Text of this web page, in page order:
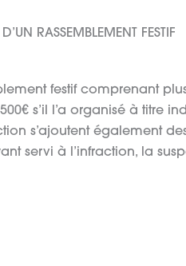
RASSEMBLEMENT FESTIF
festif comprenant
s’il l’a organisé à titre
s’ajoutent également
servi à l’infraction, la